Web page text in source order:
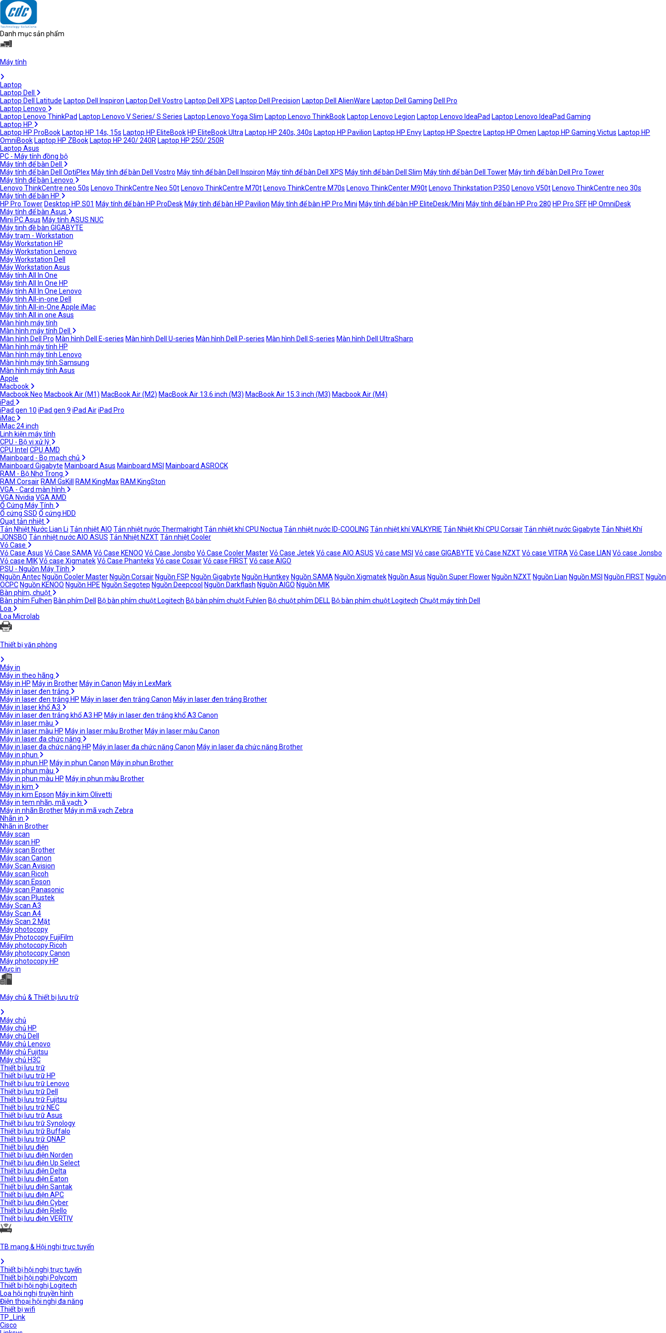
Danh mục sản phẩm
Máy tính
Laptop
Laptop Dell
Laptop Dell Latitude Laptop Dell Inspiron Laptop Dell Vostro Laptop Dell XPS Laptop Dell Precision Laptop Dell AlienWare Laptop Dell Gaming Dell Pro
Laptop Lenovo
Laptop Lenovo ThinkPad Laptop Lenovo V Series/ S Series Laptop Lenovo Yoga Slim Laptop Lenovo ThinkBook Laptop Lenovo Legion Laptop Lenovo IdeaPad Laptop Lenovo IdeaPad Gaming
Laptop HP
Laptop HP ProBook Laptop HP 14s, 15s Laptop HP EliteBook HP EliteBook Ultra Laptop HP 240s, 340s Laptop HP Pavilion Laptop HP Envy Laptop HP Spectre Laptop HP Omen Laptop HP Gaming Victus Laptop HP
OmniBook Laptop HP ZBook Laptop HP 240/ 240R Laptop HP 250/ 250R
Laptop Asus
PC - Máy tính đồng bộ
Máy tính để bàn Dell
Máy tính để bàn Dell OptiPlex Máy tính để bàn Dell Vostro Máy tính để bàn Dell Inspiron Máy tính để bàn Dell XPS Máy tính để bàn Dell Slim Máy tính để bàn Dell Tower Máy tinh để bàn Dell Pro Tower
Máy tính để bàn Lenovo
Lenovo ThinkCentre neo 50s Lenovo ThinkCentre Neo 50t Lenovo ThinkCentre M70t Lenovo ThinkCentre M70s Lenovo ThinkCenter M90t Lenovo Thinkstation P350 Lenovo V50t Lenovo ThinkCentre neo 30s
Máy tính để bàn HP
HP Pro Tower Desktop HP S01 Máy tính để bàn HP ProDesk Máy tính để bàn HP Pavilion Máy tính để bàn HP Pro Mini Máy tính để bàn HP EliteDesk/Mini Máy tính để bàn HP Pro 280 HP Pro SFF HP OmniDesk
Máy tính để bàn Asus
Mini PC Asus Máy tính ASUS NUC
Máy tinh đề bàn GIGABYTE
Máy trạm - Workstation
Máy Workstation HP
Máy Workstation Lenovo
Máy Workstation Dell
Máy Workstation Asus
Máy tính All In One
Máy tính All In One HP
Máy tính All In One Lenovo
Máy tính All-in-one Dell
Máy tính All-in-One Apple iMac
Máy tính All in one Asus
Màn hình máy tính
Màn hình máy tính Dell
Màn hình Dell Pro Màn hình Dell E-series Màn hình Dell U-series Màn hình Dell P-series Màn hình Dell S-series Màn hình Dell UltraSharp
Màn hình máy tính HP
Màn hình máy tính Lenovo
Màn hình máy tính Samsung
Màn hình máy tính Asus
Apple
Macbook
Macbook Neo Macbook Air (M1) MacBook Air (M2) MacBook Air 13.6 inch (M3) MacBook Air 15.3 inch (M3) Macbook Air (M4)
iPad
iPad gen 10 iPad gen 9 iPad AiriPad Pro
iMac
iMac 24 inch
Linh kiện máy tính
CPU - Bộ vi xử lý
CPU Intel CPU AMD
Mainboard - Bo mạch chủ
Mainboard Gigabyte Mainboard Asus Mainboard MSI Mainboard ASROCK
RAM - Bộ Nhớ Trong
RAM Corsair RAM GsKill RAM KingMax RAM KingSton
VGA - Card màn hình
VGA Nvidia VGA AMD
Ổ Cứng Máy Tính
Ổ cứng SSD Ổ cứng HDD
Quạt tản nhiệt
Tản Nhiệt Nước Lian Li Tản nhiệt AIO Tản nhiệt nước ThermalrightTản nhiệt khí CPU Noctua Tản nhiệt nước ID-COOLING Tản nhiệt khí VALKYRIE Tản Nhiệt Khí CPU CorsairTản nhiệt nước Gigabyte Tản Nhiệt Khí
JONSBO Tản nhiệt nước AIO ASUS Tản Nhiệt NZXTTản nhiệt Cooler
Vỏ Case
Vỏ Case Asus Vỏ Case SAMA Vỏ Case KENOO Vỏ Case Jonsbo Vỏ Case Cooler MasterVỏ Case JetekVỏ case AIO ASUS Vỏ case MSI Vỏ case GIGABYTE Vỏ Case NZXTVỏ case VITRA Vỏ Case LIAN Vỏ case Jonsbo
Vỏ case MIKVỏ case XigmatekVỏ Case Phanteks Vỏ case CosairVỏ case FIRSTVỏ case AIGO
PSU - Nguồn Máy Tính
Nguồn Antec Nguồn Cooler Master Nguồn Corsair Nguồn FSP Nguồn Gigabyte Nguồn Huntkey Nguồn SAMA Nguồn Xigmatek Nguồn Asus Nguồn Super Flower Nguồn NZXT Nguồn Lian Nguồn MSI Nguồn FIRST Nguồn
OCPC Nguồn KENOO Nguồn HPE Nguồn Segotep Nguồn Deepcool Nguồn Darkflash Nguồn AIGO Nguồn MIK
Bàn phím, chuột
Bàn phím Fulhen Bàn phím Dell Bộ bàn phím chuột Logitech Bộ bàn phím chuột Fuhlen Bộ chuột phím DELL Bộ bàn phím chuột Logitech Chuột máy tính Dell
Loa
Loa Microlab
Thiết bị văn phòng
Máy in
Máy in theo hãng
Máy in HP Máy in Brother Máy in Canon Máy in LexMark
Máy in laser đen trắng
Máy in laser đen trắng HP Máy in laser đen trắng Canon Máy in laser đen trắng Brother
Máy in laser khổ A3
Máy in laser đen trắng khổ A3 HP Máy in laser đen trắng khổ A3 Canon
Máy in laser màu
Máy in laser màu HP Máy in laser màu Brother Máy in laser màu Canon
Máy in laser đa chức năng
Máy in laser đa chức năng HP Máy in laser đa chức năng Canon Máy in laser đa chức năng Brother
Máy in phun
Máy in phun HP Máy in phun Canon Máy in phun Brother
Máy in phun màu
Máy in phun màu HP Máy in phun màu Brother
Máy in kim
Máy in kim Epson Máy in kim Olivetti
Máy in tem nhãn, mã vạch
Máy in nhãn Brother Máy in mã vạch Zebra
Nhãn in
Nhãn in Brother
Máy scan
Máy scan HP
Máy scan Brother
Máy scan Canon
Máy Scan Avision
Máy scan Ricoh
Máy scan Epson
Máy scan Panasonic
Máy scan Plustek
Máy Scan A3
Máy Scan A4
Máy Scan 2 Mặt
Máy photocopy
Máy Photocopy FujiFilm
Máy photocopy Ricoh
Máy photocopy Canon
Máy photocopy HP
Mực in
Máy chủ & Thiết bị lưu trữ
Máy chủ
Máy chủ HP
Máy chủ Dell
Máy chủ Lenovo
Máy chủ Fujitsu
Máy chủ H3C
Thiết bị lưu trữ
Thiết bị lưu trữ HP
Thiết bị lưu trữ Lenovo
Thiết bị lưu trữ Dell
Thiết bị lưu trữ Fujitsu
Thiết bị lưu trữ NEC
Thiết bị lưu trữ Asus
Thiết bị lưu trữ Synology
Thiết bị lưu trữ Buffalo
Thiết bị lưu trữ QNAP
Thiết bị lưu điện
Thiết bị lưu điện Norden
Thiết bị lưu điện Up Select
Thiết bị lưu điện Delta
Thiết bị lưu điện Eaton
Thiết bị lưu điện Santak
Thiết bị lưu điện APC
Thiết bị lưu điện Cyber
Thiết bị lưu điện Riello
Thiết bị lưu điện VERTIV
TB mạng & Hội nghị trực tuyến
Thiết bị hội nghị trực tuyến
Thiết bị hội nghị Polycom
Thiết bị hội nghị Logitech
Loa hội nghị truyền hình
Điện thoại hội nghị đa năng
Thiết bị wifi
TP_Link
Cisco